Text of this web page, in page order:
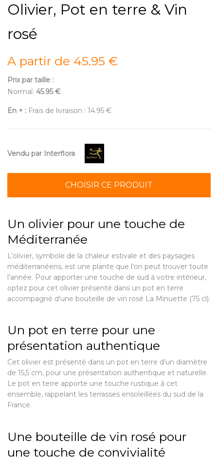
Olivier, Pot en terre & Vin
rosé
A partir de 45.95 €
Prix par taille :
Normal: 45.95 €
En + : Frais de livraison : 14.95 €
Vendu par Interflora
CHOISIR CE PRODUIT
Un olivier pour une touche de
Méditerranée
L’olivier, symbole de la chaleur estivale et des paysages
méditerranéens, est une plante que l’on peut trouver toute
l’année. Pour apporter une touche de sud à votre intérieur,
optez pour cet olivier présenté dans un pot en terre
accompagné d’une bouteille de vin rosé La Minuette (75 cl).
Un pot en terre pour une
présentation authentique
Cet olivier est présenté dans un pot en terre d’un diamètre
de 15,5 cm, pour une présentation authentique et naturelle.
Le pot en terre apporte une touche rustique à cet
ensemble, rappelant les terrasses ensoleillées du sud de la
France.
Une bouteille de vin rosé pour
une touche de convivialité